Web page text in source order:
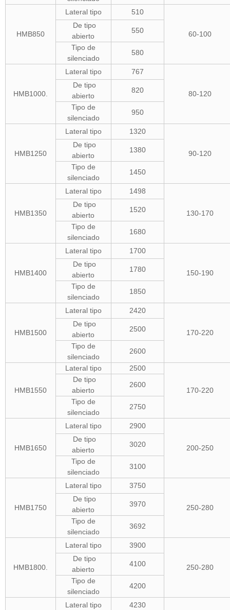
HMB850
Lateral tipo 510
60-100
De tipo
abierto
550
Tipo de
silenciado
580
HMB1000.
Lateral tipo 767
80-120
De tipo
abierto
820
Tipo de
silenciado
950
HMB1250
Lateral tipo 1320
90-120
De tipo
abierto
1380
Tipo de
silenciado
1450
HMB1350
Lateral tipo 1498
130-170
De tipo
abierto
1520
Tipo de
silenciado
1680
HMB1400
Lateral tipo 1700
150-190
De tipo
abierto
1780
Tipo de
silenciado
1850
HMB1500
Lateral tipo 2420
170-220
De tipo
abierto
2500
Tipo de
silenciado
2600
HMB1550
Lateral tipo 2500
170-220
De tipo
abierto
2600
Tipo de
silenciado
2750
HMB1650
Lateral tipo 2900
200-250
De tipo
abierto
3020
Tipo de
silenciado
3100
HMB1750
Lateral tipo 3750
250-280
De tipo
abierto
3970
Tipo de
silenciado
3692
HMB1800.
Lateral tipo 3900
250-280
De tipo
abierto
4100
Tipo de
silenciado
4200
Lateral tipo 4230